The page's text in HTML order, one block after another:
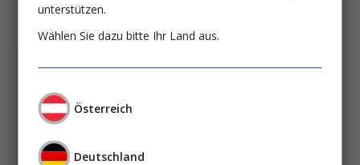
unterstützen.
Wählen Sie dazu bitte Ihr Land aus.
Österreich
Deutschland